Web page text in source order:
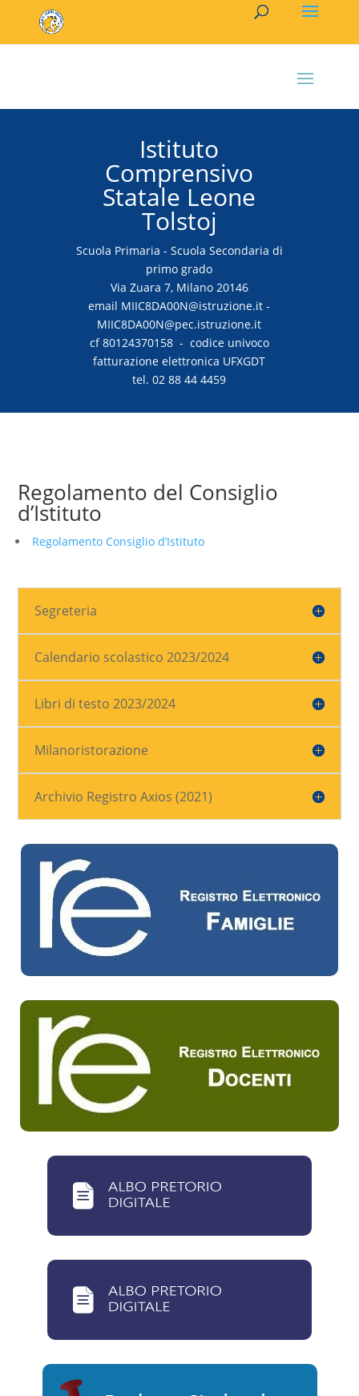
Istituto
Comprensivo
Statale Leone
Tolstoj
Scuola Primaria - Scuola Secondaria di
primo grado
Via Zuara 7, Milano 20146
email MIIC8DA00N@istruzione.it -
MIIC8DA00N@pec.istruzione.it
cf 80124370158 - codice univoco
fatturazione elettronica UFXGDT
tel. 02 88 44 4459
Regolamento del Consiglio
d’Istituto
Regolamento Consiglio d’Istituto
Segreteria
Calendario scolastico 2023/2024
Libri di testo 2023/2024
Milanoristorazione
Archivio Registro Axios (2021)